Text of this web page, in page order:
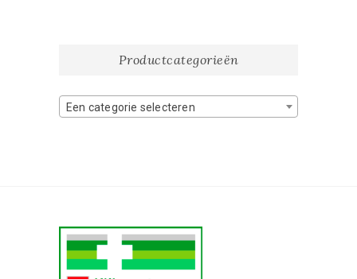
Productcategorieën
Een categorie selecteren